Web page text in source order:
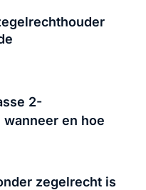
2-
en hoe
zegelrecht is